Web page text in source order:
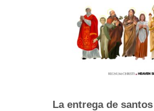
La entrega de